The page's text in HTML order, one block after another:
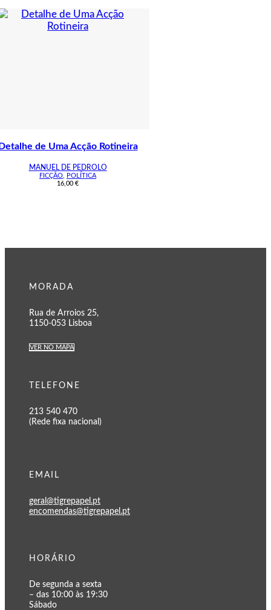
de Uma Acção Rotineira
MANUEL DE PEDROLO
FICÇÃO
POLÍTICA
16,00 €
MORADA
Rua de Arroios 25,
1150-053 Lisboa
VER NO MAPA
TELEFONE
213 540 470
(Rede fixa nacional)
EMAIL
geral@tigrepapel.pt
encomendas@tigrepapel.pt
HORÁRIO
De segunda a sexta
– das 10:00 às 19:30
Sábado